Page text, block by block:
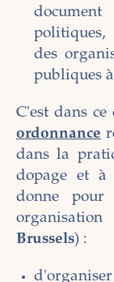
politiques,
des
publiques
C'est dans ce
ordonnance
dans la
dopage et à
donne
Brussels) :